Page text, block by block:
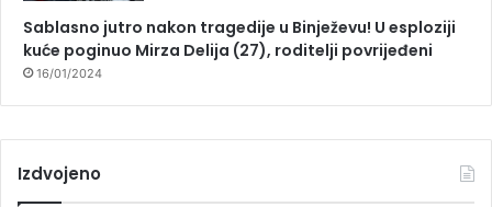
Sablasno jutro nakon tragedije u Binježevu! U esploziji
kuće poginuo Mirza Delija (27), roditelji povrijeđeni
16/01/2024
Izdvojeno